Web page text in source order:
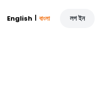
English | বাংলা লগ ইন